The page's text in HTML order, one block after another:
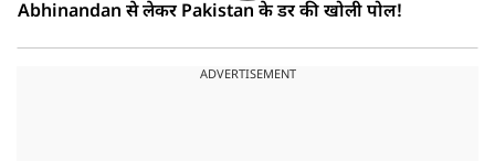
Abhinandan से लेकर Pakistan के डर की खोली पोल!
ADVERTISEMENT